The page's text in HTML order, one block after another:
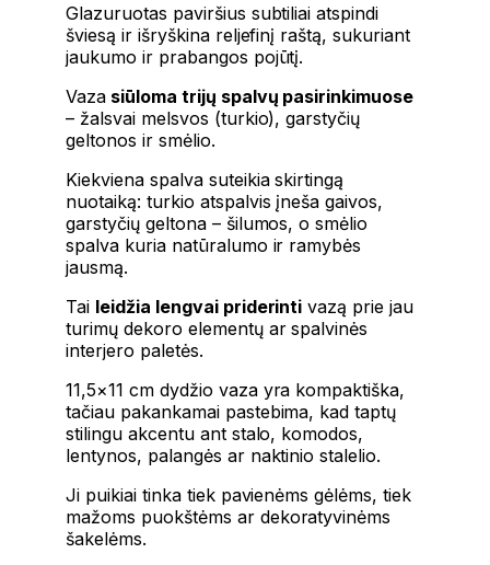
Glazuruotas paviršius subtiliai atspindi
šviesą ir išryškina reljefinį raštą, sukuriant
jaukumo ir prabangos pojūtį.
Vazasiūloma trijų spalvų pasirinkimuose
– žalsvai melsvos (turkio), garstyčių
geltonos ir smėlio.
Kiekviena spalva suteikia skirtingą
nuotaiką: turkio atspalvis įneša gaivos,
garstyčių geltona – šilumos, o smėlio
spalva kuria natūralumo ir ramybės
jausmą.
Tai leidžia lengvai priderinti vazą prie jau
turimų dekoro elementų ar spalvinės
interjero paletės.
11,5×11 cm dydžio vaza yra kompaktiška,
tačiau pakankamai pastebima, kad taptų
stilingu akcentu ant stalo, komodos,
lentynos, palangės ar naktinio stalelio.
Ji puikiai tinka tiek pavienėms gėlėms, tiek
mažoms puokštėms ar dekoratyvinėms
šakelėms.